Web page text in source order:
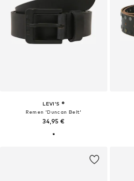
LEVI'S ®
Remen 'Duncan Belt'
34,95 €